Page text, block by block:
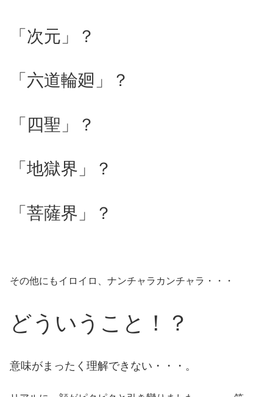
「次元」？
「六道輪廻」？
「四聖」？
「地獄界」？
「菩薩界」？
その他にもイロイロ、ナンチャラカンチャラ・・・
どういうこと！？
意味がまったく理解できない・・・。